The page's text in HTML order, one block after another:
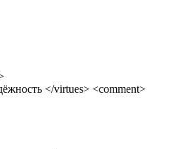
</virtues> <comment>